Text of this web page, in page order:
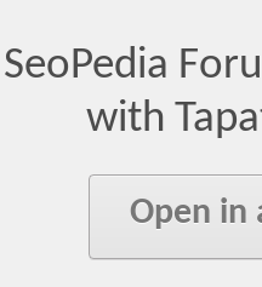
with
Open in